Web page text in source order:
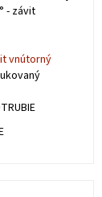
- závit
vnútorný